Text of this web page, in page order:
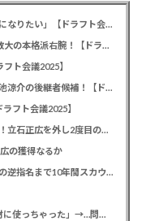
カープドラ6西川篤夢！「日本を代表する遊撃手になりたい」【ドラフト会議2025】
カープドラ5赤木晴哉！191cm最速153キロ！佛教大の本格派右腕！【ドラフト会議2025】
ト会議2025】
カープドラ3勝田成！近畿大163cmセカンド！菊池涼介の後継者候補！【ドラフト会議2025】
フト会議2025】
カープドラ1平川蓮！187cmのスイッチヒッター！立石正広を外し2度目の重複も新井監督がクジを引き当てる！【ドラフト会議2025】
の獲得なるか
緒方孝市カープドラ3指名で青学出禁！澤﨑俊和の逆指名まで10年間スカウト出禁
【悲報】彼女「ごめん！俺くんの貯金、情報商材に使っちゃった」→…問い詰めたらギャン泣きされたんだが俺が悪いのか？